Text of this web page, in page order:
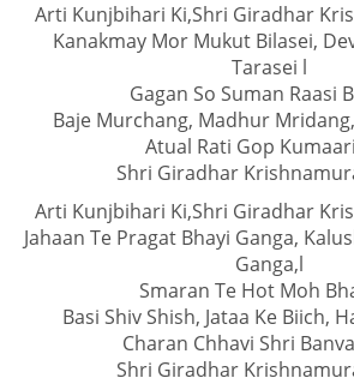
Arti Kunjbihari Ki,Shri Giradhar
Kanakmay Mor Mukut Bilasei,
Tarasei l
Gagan So Suman Raasi
Baje Murchang, Madhur
Atual Rati Gop
Shri Giradhar
Arti Kunjbihari Ki,Shri Giradhar
Jahaan Te Pragat Bhayi Ganga,
Ganga,l
Smaran Te Hot Moh
Basi Shiv Shish, Jataa Ke Biich,
Charan Chhavi Shri
Shri Giradhar